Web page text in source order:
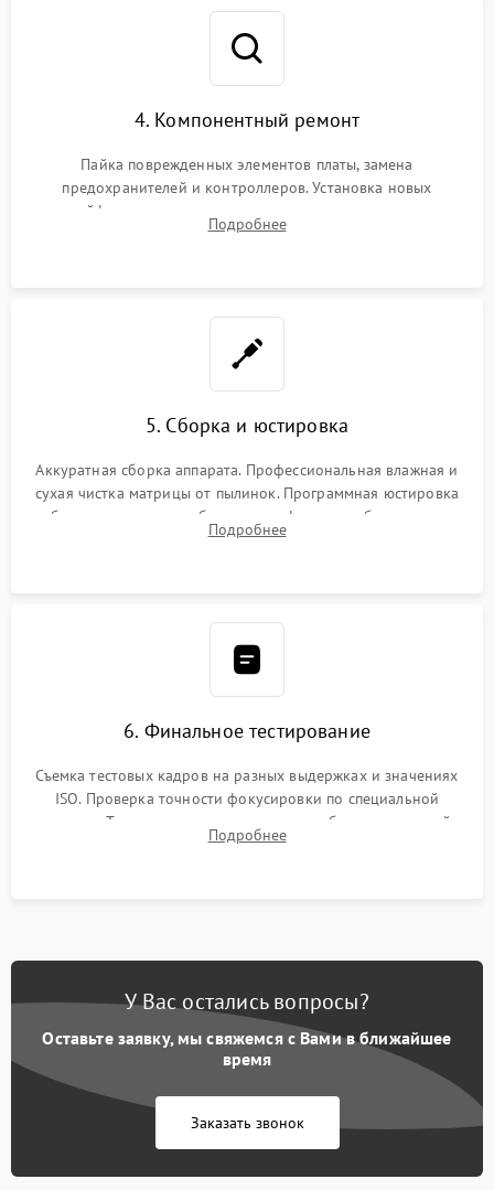
4. Компонентный ремонт
Пайка поврежденных элементов платы, замена
предохранителей и контроллеров. Установка новых
шлейфов, дисплея, механизма затвора или двигателя
автофокуса. Восстановление геометрии тубуса объектива
Подробнее
5. Сборка и юстировка
Аккуратная сборка аппарата. Профессиональная влажная и
сухая чистка матрицы от пылинок. Программная юстировка
рабочего отрезка, калибровка автофокуса, стабилизатора и
экспозамера с помощью сервисного ПО.
Подробнее
6. Финальное тестирование
Съемка тестовых кадров на разных выдержках и значениях
ISO. Проверка точности фокусировки по специальной
мишени. Тест записи на карту памяти, работы встроенной
вспышки, микрофона и всех кнопок управления.
Подробнее
У Вас остались вопросы?
Оставьте заявку, мы свяжемся с Вами в ближайшее
время
Заказать звонок